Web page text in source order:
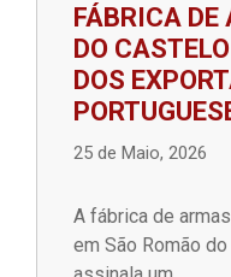
FÁBRICA
DO
DOS
25 de Maio, 2026
A fábrica de
em São Romão